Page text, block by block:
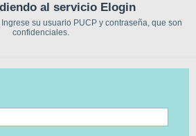
al servicio Elogin
su usuario PUCP y contraseña, que son
confidenciales.